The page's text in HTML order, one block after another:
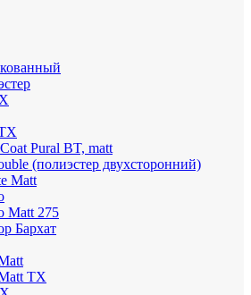
Pural BT, matt
(полиэстер двухсторонний)
Мatt
Matt 275
Бархат
TX